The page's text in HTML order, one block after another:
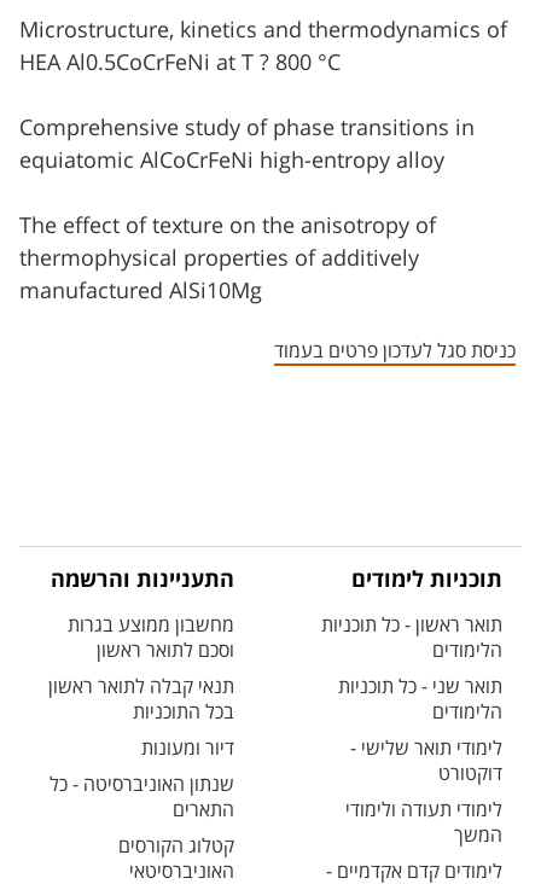
Microstructure, kinetics and thermodynamics of
HEA Al0.5CoCrFeNi at T ? 800 °C
Comprehensive study of phase transitions in
equiatomic AlCoCrFeNi high-entropy alloy
The effect of texture on the anisotropy of
thermophysical properties of additively
manufactured AlSi10Mg
כניסת סגל לעדכון פרטים בעמוד
תוכניות לימודים
תואר ראשון - כל תוכניות
הלימודים
תואר שני - כל תוכניות
הלימודים
לימודי תואר שלישי -
דוקטורט
לימודי תעודה ולימודי
המשך
לימודים קדם אקדמיים -
התעניינות והרשמה
מחשבון ממוצע בגרות
וסכם לתואר ראשון
תנאי קבלה לתואר ראשון
בכל התוכניות
דיור ומעונות
שנתון האוניברסיטה - כל
התארים
קטלוג הקורסים
האוניברסיטאי